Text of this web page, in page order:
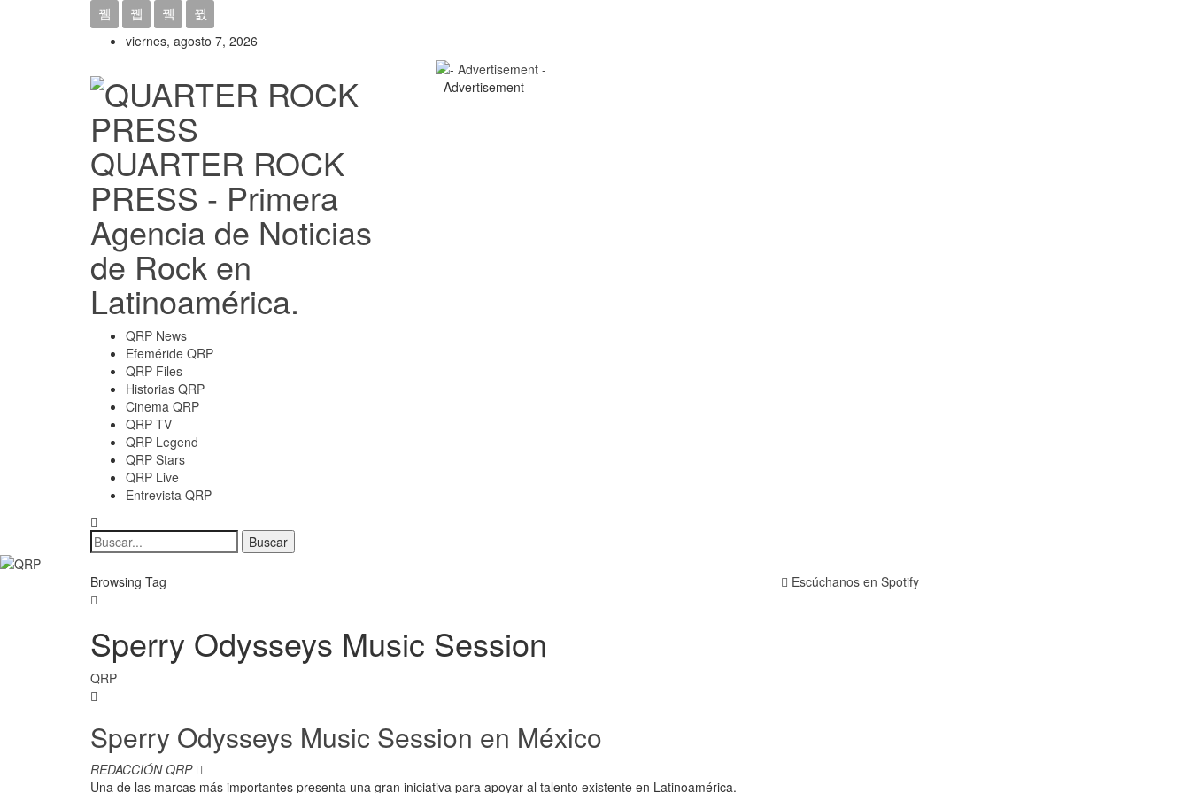
viernes, agosto 7, 2026
QUARTER ROCK
PRESS - Primera
Agencia de Noticias
de Rock en
Latinoamérica.
- Advertisement -
QRP News
Efeméride QRP
QRP Files
Historias QRP
Cinema QRP
QRP TV
QRP Legend
QRP Stars
QRP Live
Entrevista QRP
Browsing Tag
Sperry Odysseys Music Session
QRP
Sperry Odysseys Music Session en México
REDACCIÓN QRP
Una de las marcas más importantes presenta una gran iniciativa para apoyar al talento existente en Latinoamérica.
Escúchanos en Spotify